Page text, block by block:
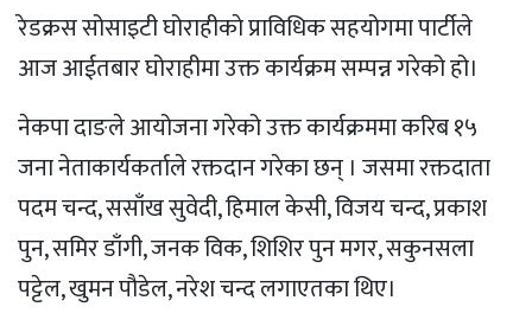
रेडक्रस सोसाइटी घोराहीकाे प्राविधिक सहयोगमा पार्टीले
आज आईतबार घोराहीमा उक्त कार्यक्रम सम्पन्न गरेको हो।
नेकपा दाङले आयोजना गरेको उक्त कार्यक्रममा करिब १५
जना नेताकार्यकर्ताले रक्तदान गरेका छन् । जसमा रक्तदाता
पदम चन्द, ससाँख सुवेदी, हिमाल केसी, विजय चन्द, प्रकाश
पुन, समिर डाँगी, जनक विक, शिशिर पुन मगर, सकुनसला
पट्टेल, खुमन पौडेल, नरेश चन्द लगाएतका थिए।